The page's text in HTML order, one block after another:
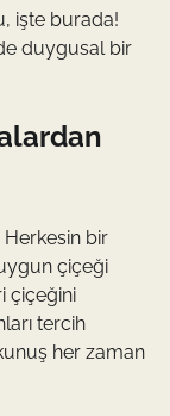
işte burada!
duygusal bir
Herkesin bir
çiçeği
çiçeğini
tercih
her zaman